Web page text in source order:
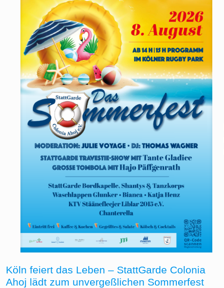
Köln feiert das Leben – StattGarde Colonia
Ahoj lädt zum unvergeßlichen Sommerfest